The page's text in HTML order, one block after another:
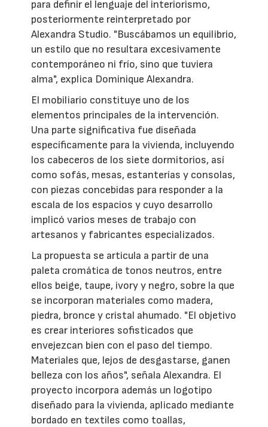
para definir el lenguaje del interiorismo,
posteriormente reinterpretado por
Alexandra Studio. "Buscábamos un equilibrio,
un estilo que no resultara excesivamente
contemporáneo ni frío, sino que tuviera
alma", explica Dominique Alexandra.
El mobiliario constituye uno de los
elementos principales de la intervención.
Una parte significativa fue diseñada
específicamente para la vivienda, incluyendo
los cabeceros de los siete dormitorios, así
como sofás, mesas, estanterías y consolas,
con piezas concebidas para responder a la
escala de los espacios y cuyo desarrollo
implicó varios meses de trabajo con
artesanos y fabricantes especializados.
La propuesta se articula a partir de una
paleta cromática de tonos neutros, entre
ellos beige, taupe, ivory y negro, sobre la que
se incorporan materiales como madera,
piedra, bronce y cristal ahumado. "El objetivo
es crear interiores sofisticados que
envejezcan bien con el paso del tiempo.
Materiales que, lejos de desgastarse, ganen
belleza con los años", señala Alexandra. El
proyecto incorpora además un logotipo
diseñado para la vivienda, aplicado mediante
bordado en textiles como toallas,